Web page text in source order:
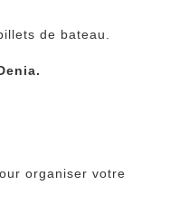
de bateau.
.
organiser votre